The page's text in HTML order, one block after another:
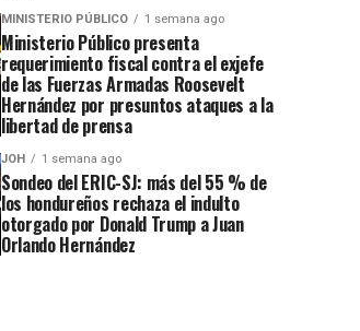
MINISTERIO PÚBLICO 1 semana ago
Ministerio Público presenta
requerimiento fiscal contra el exjefe
de las Fuerzas Armadas Roosevelt
Hernández por presuntos ataques a la
libertad de prensa
JOH 1 semana ago
Sondeo del ERIC-SJ: más del 55 % de
los hondureños rechaza el indulto
otorgado por Donald Trump a Juan
Orlando Hernández